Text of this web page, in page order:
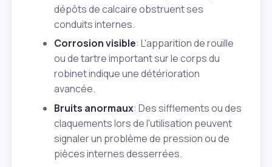
dépôts de calcaire obstruent ses
conduits internes.
Corrosion visible: L'apparition de rouille
ou de tartre important sur le corps du
robinet indique une détérioration
avancée.
Bruits anormaux: Des sifflements ou des
claquements lors de l'utilisation peuvent
signaler un problème de pression ou de
pièces internes desserrées.